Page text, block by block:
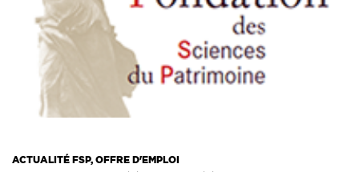
ACTUALITÉ FSP, OFFRE D'EMPLOI